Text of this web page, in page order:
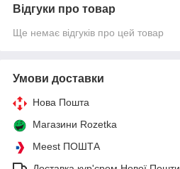
Відгуки про товар
Ще немає відгуків про цей товар
Умови доставки
Нова Пошта
Магазини Rozetka
Meest ПОШТА